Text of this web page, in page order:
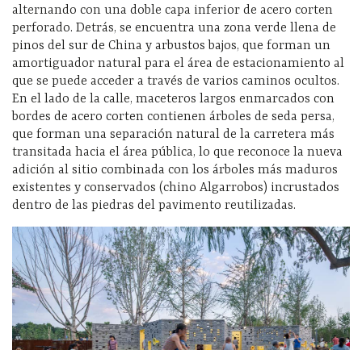
alternando con una doble capa inferior de acero corten
perforado. Detrás, se encuentra una zona verde llena de
pinos del sur de China y arbustos bajos, que forman un
amortiguador natural para el área de estacionamiento al
que se puede acceder a través de varios caminos ocultos.
En el lado de la calle, maceteros largos enmarcados con
bordes de acero corten contienen árboles de seda persa,
que forman una separación natural de la carretera más
transitada hacia el área pública, lo que reconoce la nueva
adición al sitio combinada con los árboles más maduros
existentes y conservados (chino Algarrobos) incrustados
dentro de las piedras del pavimento reutilizadas.